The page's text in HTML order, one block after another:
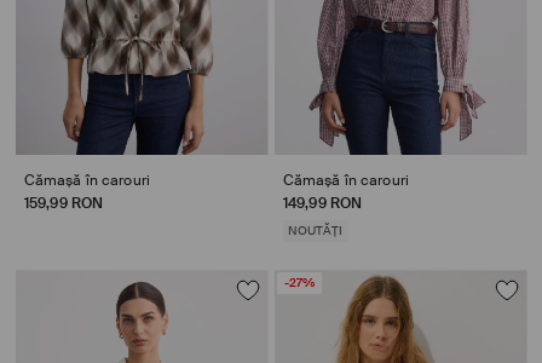
Cămașă în carouri
159,99 RON
Cămașă în carouri
149,99 RON
NOUTĂȚI
-27%